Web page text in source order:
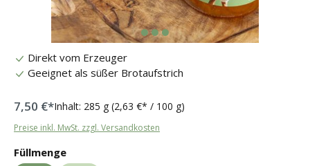
Direkt vom Erzeuger
Geeignet als süßer Brotaufstrich
7,50 €*Inhalt: 285 g (2,63 €* / 100 g)
Preise inkl. MwSt. zzgl. Versandkosten
Füllmengeauswählen